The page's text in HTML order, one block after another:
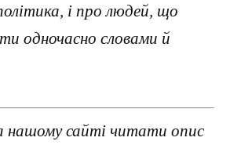
і про людей, що
одночасно словами й
нашому сайті читати опис